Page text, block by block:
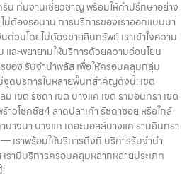
ทีมงานเชี่ยวชาญ พร้อมให้คำปรึกษาอย่าง
ต้องรอนาน การบริการของเราออกแบบมา
วนโดยไม่ต้องขายสินทรัพย์ เราเข้าใจความ
และพยายามให้บริการด้วยความอ่อนโยน
ของ รับจำนำพลัส เพื่อให้ครอบคลุมกลุ่ม
จุดบริการในหลายพื้นที่สำคัญดังนี้: เขต
เขต รัชดา เขต บางแค เขต รามอินทรา เขต
วโชคชัย4 ลาดปลาเค้า รัชดาซอย หรือใกล้
างนา บางแค เดอะมอลล์บางแค รามอินทรา
เราพร้อมให้บริการถึงที่ บริการรับจำนำ
รามีบริการครอบคลุมหลากหลายประเภท
: